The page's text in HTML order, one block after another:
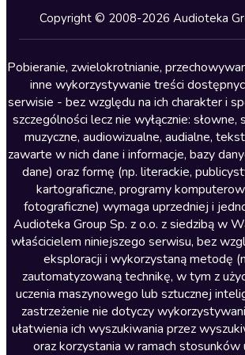
Kryminały
Lektury szkolne
Literatura anglojęzyczna
Literatura faktu
Literatura obyczajowa
Literatura piękna obca
Literatura piękna polska
Nagrania relaksacyjne
Nauka języków
Nauki humanistyczne
Podcasty i audycje
Polityka
Prasa
Copyright © 2008-2026 Audioteka
Pobieranie, zwielokrotnianie,
inne wykorzystywanie treści
serwisie - bez względu na ich charakter i
szczególności lecz nie wyłącznie: słowne,
muzyczne, audiowizualne, audialne,
zawarte w nich dane i informacje, bazy
dane) oraz formę (np. literackie,
kartograficzne, programy
fotograficzne) wymaga uprzedniej i
Audioteka Group Sp. z o.o. z siedzibą w
właścicielem niniejszego serwisu, bez
eksploracji i wykorzystaną metodę
zautomatyzowaną technikę, w tym z
uczenia maszynowego lub sztucznej
zastrzeżenie nie dotyczy
ułatwienia ich wyszukiwania przez
oraz korzystania w ramach stosunków